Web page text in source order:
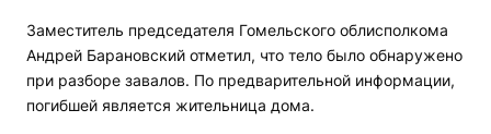
Заместитель председателя Гомельского облисполкома
Андрей Барановский отметил, что тело было обнаружено
при разборе завалов. По предварительной информации,
погибшей является жительница дома.